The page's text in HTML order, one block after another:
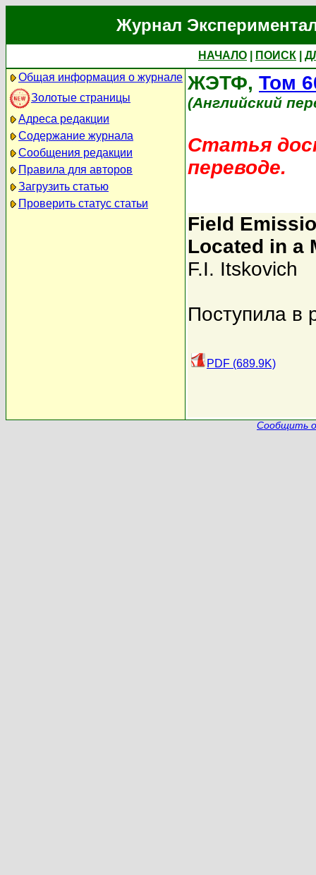
Журнал
НАЧАЛО ПОИСК
Общая информация о журнале
Золотые страницы
Адреса редакции
Содержание журнала
Сообщения редакции
Правила для авторов
Загрузить статью
Проверить статус статьи
ЖЭТФ, Том
(Английский
Статья
переводе.
Field
Located in a
F.I. Itskovich
Поступила в
PDF (689.9K)
Сообщить о